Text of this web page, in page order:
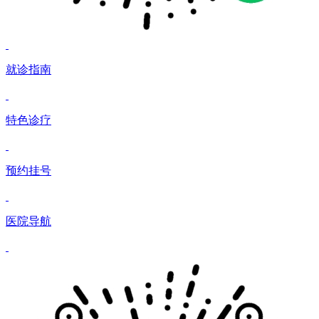
就诊指南
特色诊疗
预约挂号
医院导航